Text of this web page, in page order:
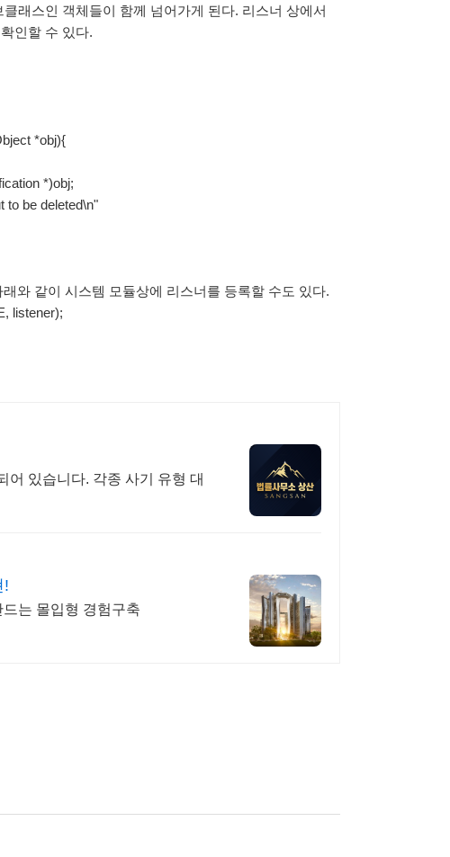
래스인 객체들이 함께 넘어가게 된다. 리스너 상에서
인할 수 있다.
*obj){
*)obj;
be deleted\n"
와 같이 시스템 모듈상에 리스너를 등록할 수도 있다.
listener);
어 있습니다. 각종 사기 유형 대
!
는 몰입형 경험구축